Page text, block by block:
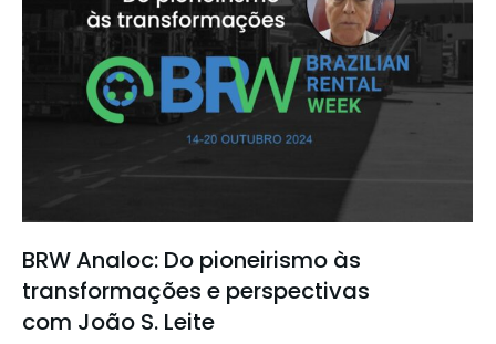
BRW Analoc: Do pioneirismo às
transformações e perspectivas
com João S. Leite